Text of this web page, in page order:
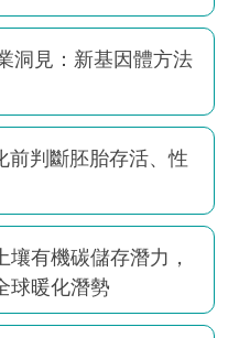
洞見：新基因體方法
前判斷胚胎存活、性
有機碳儲存潛力，
球暖化潛勢